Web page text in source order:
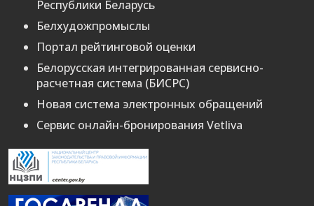
Республики Беларусь
Белхудожпромыслы
Портал рейтинговой оценки
Белорусская интегрированная сервисно-
расчетная система (БИСРС)
Новая система электронных обращений
Сервис онлайн-бронирования Vetliva